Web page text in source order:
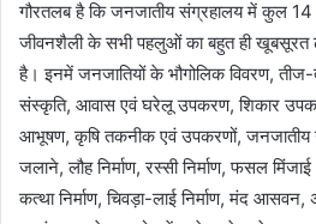
गौरतलब है कि जनजातीय संग्रहालय में कुल 14
जीवनशैली के सभी पहलुओं का बहुत ही खूबसूरत
है। इनमें जनजातियों के भौगोलिक विवरण, तीज-
संस्कृति, आवास एवं घरेलू उपकरण, शिकार
आभूषण, कृषि तकनीक एवं उपकरणों, जनजातीय
जलाने, लौह निर्माण, रस्सी निर्माण, फसल
कत्था निर्माण, चिवड़ा-लाई निर्माण, मंद